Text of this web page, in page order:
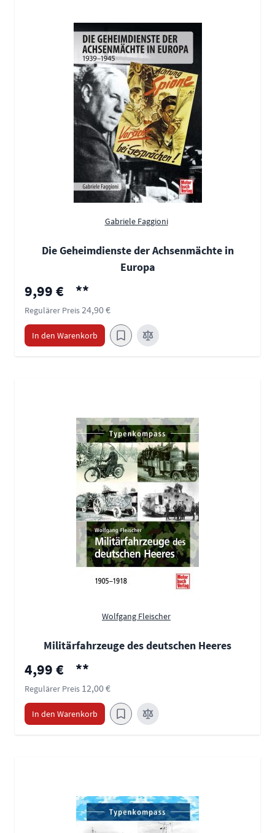
Gabriele Faggioni
Die Geheimdienste der Achsenmächte in
Europa
Sonderpreis
9,99 € **
Regulärer Preis24,90 €
In den Warenkorb
Wolfgang Fleischer
Militärfahrzeuge des deutschen Heeres
Sonderpreis
4,99 € **
Regulärer Preis 12,00 €
In den Warenkorb